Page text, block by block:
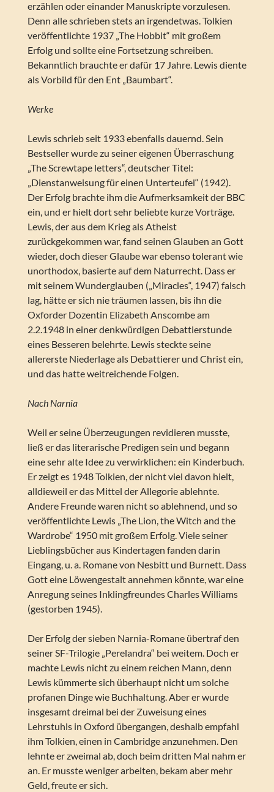
erzählen oder einander Manuskripte vorzulesen.
Denn alle schrieben stets an irgendetwas. Tolkien
veröffentlichte 1937 „The Hobbit“ mit großem
Erfolg und sollte eine Fortsetzung schreiben.
Bekanntlich brauchte er dafür 17 Jahre. Lewis diente
als Vorbild für den Ent „Baumbart“.
Werke
Lewis schrieb seit 1933 ebenfalls dauernd. Sein
Bestseller wurde zu seiner eigenen Überraschung
„The Screwtape letters“, deutscher Titel:
„Dienstanweisung für einen Unterteufel“ (1942).
Der Erfolg brachte ihm die Aufmerksamkeit der BBC
ein, und er hielt dort sehr beliebte kurze Vorträge.
Lewis, der aus dem Krieg als Atheist
zurückgekommen war, fand seinen Glauben an Gott
wieder, doch dieser Glaube war ebenso tolerant wie
unorthodox, basierte auf dem Naturrecht. Dass er
mit seinem Wunderglauben („Miracles“, 1947) falsch
lag, hätte er sich nie träumen lassen, bis ihn die
Oxforder Dozentin Elizabeth Anscombe am
2.2.1948 in einer denkwürdigen Debattierstunde
eines Besseren belehrte. Lewis steckte seine
allererste Niederlage als Debattierer und Christ ein,
und das hatte weitreichende Folgen.
Nach Narnia
Weil er seine Überzeugungen revidieren musste,
ließ er das literarische Predigen sein und begann
eine sehr alte Idee zu verwirklichen: ein Kinderbuch.
Er zeigt es 1948 Tolkien, der nicht viel davon hielt,
alldieweil er das Mittel der Allegorie ablehnte.
Andere Freunde waren nicht so ablehnend, und so
veröffentlichte Lewis „The Lion, the Witch and the
Wardrobe“ 1950 mit großem Erfolg. Viele seiner
Lieblingsbücher aus Kindertagen fanden darin
Eingang, u. a. Romane von Nesbitt und Burnett. Dass
Gott eine Löwengestalt annehmen könnte, war eine
Anregung seines Inklingfreundes Charles Williams
(gestorben 1945).
Der Erfolg der sieben Narnia-Romane übertraf den
seiner SF-Trilogie „Perelandra“ bei weitem. Doch er
machte Lewis nicht zu einem reichen Mann, denn
Lewis kümmerte sich überhaupt nicht um solche
profanen Dinge wie Buchhaltung. Aber er wurde
insgesamt dreimal bei der Zuweisung eines
Lehrstuhls in Oxford übergangen, deshalb empfahl
ihm Tolkien, einen in Cambridge anzunehmen. Den
lehnte er zweimal ab, doch beim dritten Mal nahm er
an. Er musste weniger arbeiten, bekam aber mehr
Geld, freute er sich.